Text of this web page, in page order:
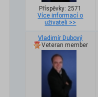
Příspěvky: 2571
Více informací o
uživateli >>
Vladimír Dubový
Veteran member